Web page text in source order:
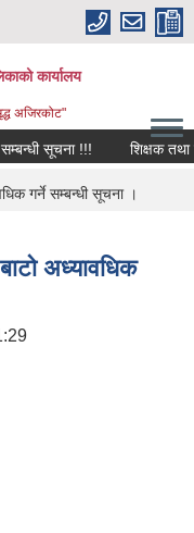
कार्यालय
अजिरकोट"
सूचना !!! शिक्षक तथा
गर्ने सम्बन्धी सूचना ।
अध्यावधिक